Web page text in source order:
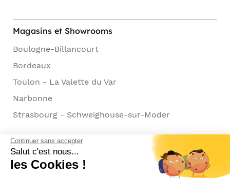
Continuer sans accepter
Salut c'est nous...
les Cookies !
Magasins et Showrooms
Boulogne-Billancourt
Bordeaux
Toulon - La Valette du Var
Narbonne
Strasbourg - Schweighouse-sur-Moder
Modes de paiement acceptés